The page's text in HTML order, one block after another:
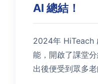
AI 總結！
2024年 HiTeach
能，開啟了課堂
出後便受到眾多老